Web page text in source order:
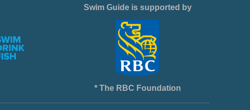
Swim Guide is supported by
* The RBC Foundation